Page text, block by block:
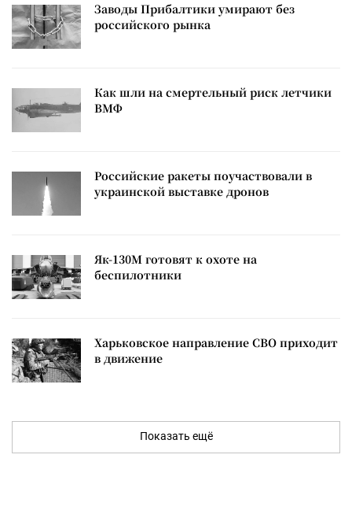
Заводы Прибалтики умирают без
российского рынка
Как шли на смертельный риск летчики
ВМФ
Российские ракеты поучаствовали в
украинской выставке дронов
Як-130М готовят к охоте на
беспилотники
Харьковское направление СВО приходит
в движение
Показать ещё